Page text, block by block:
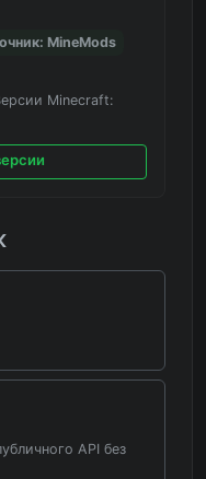
MineMods
Minecraft:
API без